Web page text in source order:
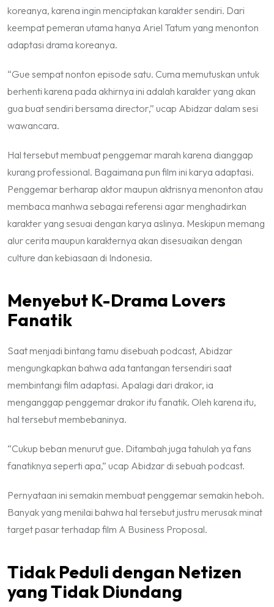
koreanya, karena ingin menciptakan karakter sendiri. Dari
keempat pemeran utama hanya Ariel Tatum yang menonton
adaptasi drama koreanya.
“Gue sempat nonton episode satu. Cuma memutuskan untuk
berhenti karena pada akhirnya ini adalah karakter yang akan
gua buat sendiri bersama director,” ucap Abidzar dalam sesi
wawancara.
Hal tersebut membuat penggemar marah karena dianggap
kurang professional. Bagaimana pun film ini karya adaptasi.
Penggemar berharap aktor maupun aktrisnya menonton atau
membaca manhwa sebagai referensi agar menghadirkan
karakter yang sesuai dengan karya aslinya. Meskipun memang
alur cerita maupun karakternya akan disesuaikan dengan
culture dan kebiasaan di Indonesia.
Menyebut K-Drama Lovers
Fanatik
Saat menjadi bintang tamu disebuah podcast, Abidzar
mengungkapkan bahwa ada tantangan tersendiri saat
membintangi film adaptasi. Apalagi dari drakor, ia
menganggap penggemar drakor itu fanatik. Oleh karena itu,
hal tersebut membebaninya.
“Cukup beban menurut gue. Ditambah juga tahulah ya fans
fanatiknya seperti apa,” ucap Abidzar di sebuah podcast.
Pernyataan ini semakin membuat penggemar semakin heboh.
Banyak yang menilai bahwa hal tersebut justru merusak minat
target pasar terhadap film A Business Proposal.
Tidak Peduli dengan Netizen
yang Tidak Diundang